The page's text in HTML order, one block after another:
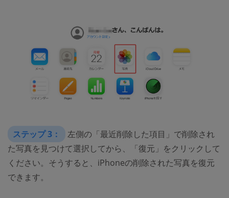
ステップ 3：
左側の「最近削除した項目」で削除され
た写真を見つけて選択してから、「復元」をクリックして
ください。そうすると、iPhoneの削除された写真を復元
できます。